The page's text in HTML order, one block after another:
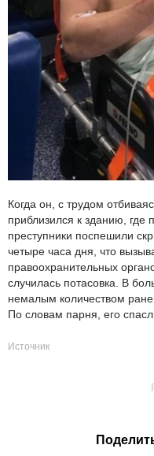
Когда он, с трудом
приблизился к зданию, где
преступники поспешили
четыре часа дня, что
правоохранительных
случилась потасовка. В
немалым количеством
По словам парня, его
Источник